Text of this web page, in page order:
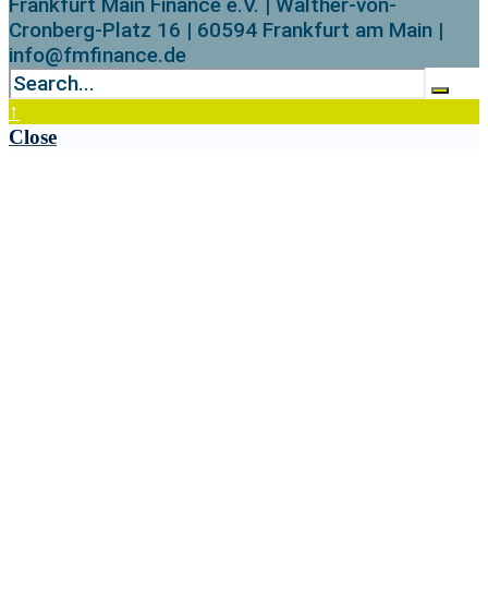
Cronberg-Platz 16 | 60594 Frankfurt am Main |
info@fmfinance.de
↑
Close